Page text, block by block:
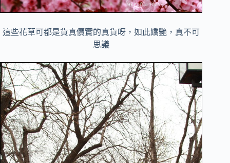
這些花草可都是貨真價實的真貨呀，如此嬌艷，真不可
思議